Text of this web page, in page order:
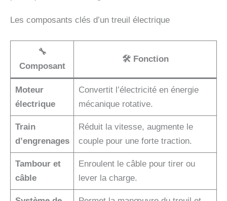
Les composants clés d’un treuil électrique
🔧
Composant
🛠 Fonction
Moteur
électrique
Convertit l’électricité en énergie
mécanique rotative.
Train
d’engrenages
Réduit la vitesse, augmente le
couple pour une forte traction.
Tambour et
câble
Enroulent le câble pour tirer ou
lever la charge.